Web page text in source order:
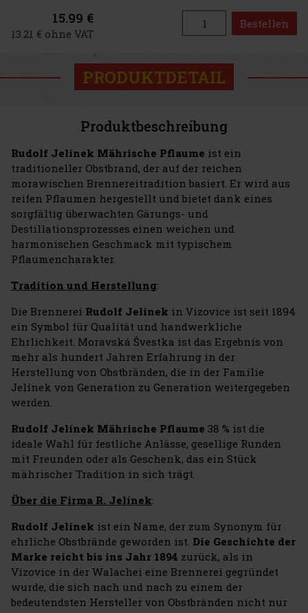
15.99 €
13.21 € ohne VAT
Bestellen
PRODUKTDETAIL
Produktbeschreibung
Rudolf Jelínek Mährische Pflaume ist ein
traditioneller Obstbrand, der auf der reichen
morawischen Brennereitradition basiert. Er wird aus
reifen Pflaumen hergestellt und bietet dank eines
sorgfältig überwachten Gärungs- und
Destillationsprozesses einen weichen und
harmonischen Geschmack mit typischem
Pflaumencharakter.
Tradition und Herstellung:
Die Brennerei Rudolf Jelínek in Vizovice ist seit 1894
ein Symbol für Qualität und handwerkliche
Ehrlichkeit. Moravská Švestka ist das Ergebnis von
mehr als hundert Jahren Erfahrung in der
Herstellung von Obstbränden, die in der Familie
Jelínek von Generation zu Generation weitergegeben
werden.
Rudolf Jelínek Mährische Pflaume 38 % ist die
ideale Wahl für festliche Anlässe, gesellige Runden
mit Freunden oder als Geschenk, das ein Stück
mährischer Tradition in sich trägt.
Über die Firma R. Jelínek:
Rudolf Jelínek ist ein Name, der zum Synonym für
ehrliche Obstbrände geworden ist. Die Geschichte der
Marke reicht bis ins Jahr 1894 zurück, als in
Vizovice in der Walachei eine Brennerei gegründet
wurde, die sich nach und nach zu einem der
bedeutendsten Hersteller von Obstbränden nicht nur